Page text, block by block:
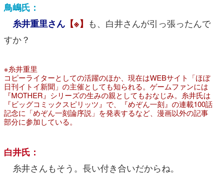
鳥嶋氏：
糸井重里さん 【※】 も、白井さんが引っ張ったんで
すか？
※糸井重里
コピーライターとしての活躍のほか、現在はWEBサイト「ほぼ
日刊イトイ新聞」の主催としても知られる。ゲームファンには
『MOTHER』シリーズの生みの親としてもおなじみ。糸井氏は
『ビッグコミックスピリッツ』で、『めぞん一刻』の連載100話
記念に「めぞん一刻論序説」を発表するなど、漫画以外の記事
部分に参加している。
白井氏：
糸井さんもそう。長い付き合いだからね。